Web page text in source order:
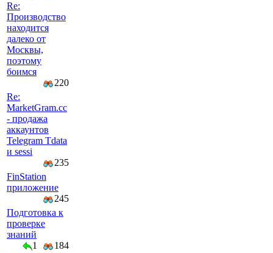
Re:
Производство
находится
далеко от
Москвы,
поэтому
боимся
220
Re:
MarketGram.cc
- продажа
аккаунтов
Telegram Tdata
и sessi
235
FinStation
приложение
245
Подготовка к
проверке
знаний
1
184